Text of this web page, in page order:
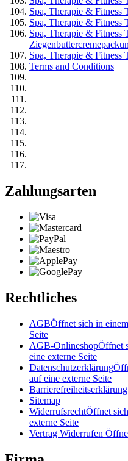
Spa, Therapie & Fitness
Spa, Therapie & Fitness
Spa, Therapie & Fitness
Spa, Therapie & Fitness
Terms and Conditions
Zahlungsarten
Rechtliches
AGBÖffnet sich in
Seite
AGB-OnlineshopÖffnet
eine externe Seite
Datenschutzerklärung
auf eine externe Seite
Barrierefreiheitserklärung
Sitemap
WiderrufsrechtÖffnet
externe Seite
Vertrag Widerrufen